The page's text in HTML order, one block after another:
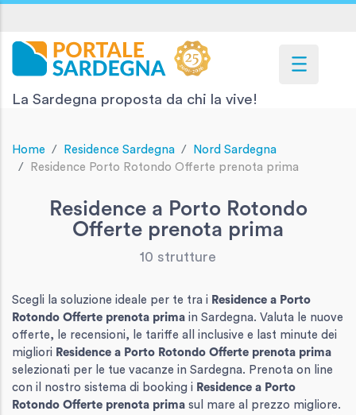
La Sardegna proposta da chi la vive!
Home Residence Sardegna
Nord Sardegna
Residence Porto Rotondo Offerte prenota prima
Residence a Porto Rotondo
Offerte prenota prima
10 strutture
Scegli la soluzione ideale per te tra i Residence a Porto
Rotondo Offerte prenota prima in Sardegna. Valuta le nuove
offerte, le recensioni, le tariffe all inclusive e last minute dei
migliori Residence a Porto Rotondo Offerte prenota prima
selezionati per le tue vacanze in Sardegna. Prenota on line
con il nostro sistema di booking i Residence a Porto
Rotondo Offerte prenota prima sul mare al prezzo migliore.